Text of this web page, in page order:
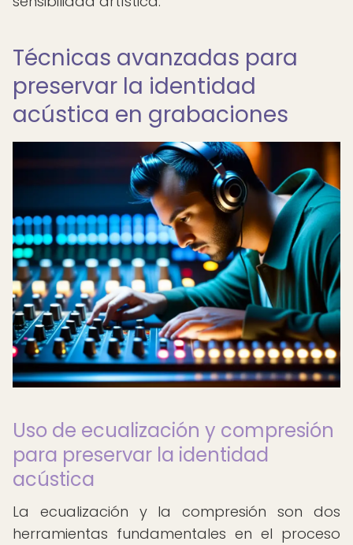
Técnicas avanzadas para
preservar la identidad
acústica en grabaciones
Uso de ecualización y compresión
para preservar la identidad
acústica
La ecualización y la compresión son dos
herramientas fundamentales en el proceso